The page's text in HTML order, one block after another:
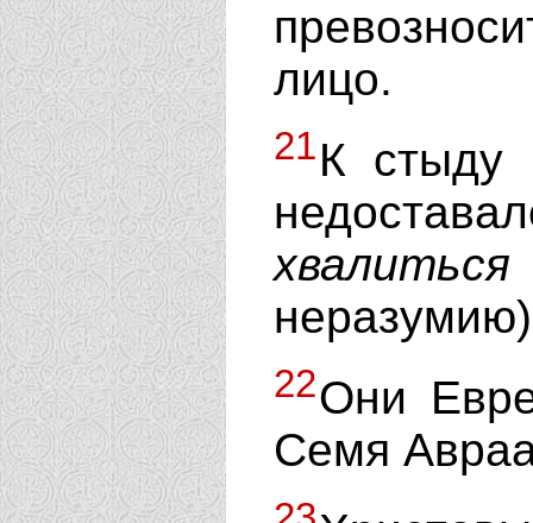
лицо.
21К стыду
хвалиться
22Они
Семя